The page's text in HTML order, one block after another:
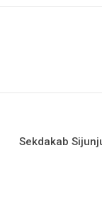
Sekdakab